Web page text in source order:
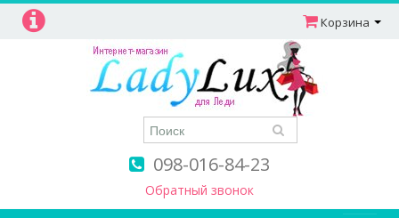
098-016-84-23
Обратный звонок
Корзина